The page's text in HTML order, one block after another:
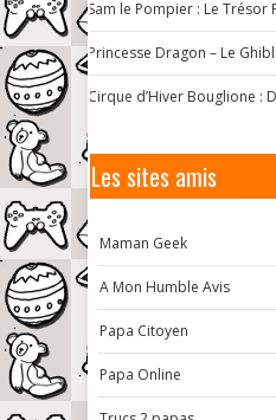
Sam le Pompier : Le Trésor
Princesse Dragon – Le
Cirque d’Hiver Bouglione :
Les sites amis
Maman Geek
A Mon Humble Avis
Papa Citoyen
Papa Online